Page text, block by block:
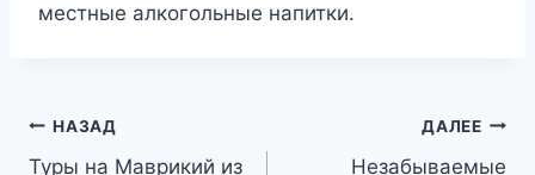
местные алкогольные напитки.
Навигация
НАЗАД
Туры на Маврикий из
ДАЛЕЕ
Незабываемые